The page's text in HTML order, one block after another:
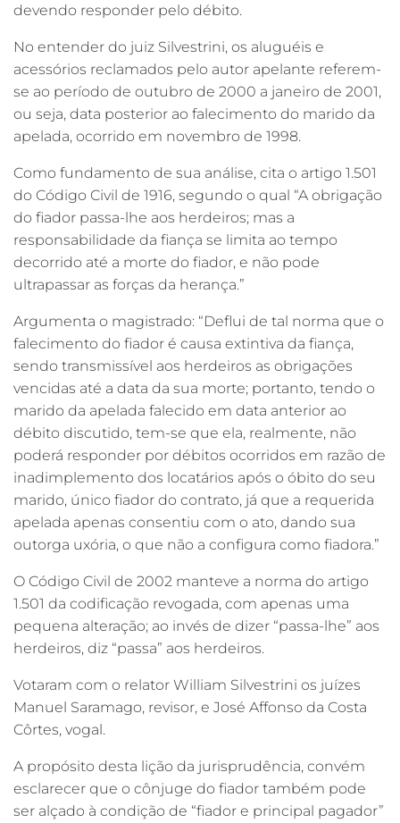
devendo responder pelo débito.
No entender do juiz Silvestrini, os aluguéis e
acessórios reclamados pelo autor apelante referem-
se ao período de outubro de 2000 a janeiro de 2001,
ou seja, data posterior ao falecimento do marido da
apelada, ocorrido em novembro de 1998.
Como fundamento de sua análise, cita o artigo 1.501
do Código Civil de 1916, segundo o qual “A obrigação
do fiador passa-lhe aos herdeiros; mas a
responsabilidade da fiança se limita ao tempo
decorrido até a morte do fiador, e não pode
ultrapassar as forças da herança.”
Argumenta o magistrado: “Deflui de tal norma que o
falecimento do fiador é causa extintiva da fiança,
sendo transmissível aos herdeiros as obrigações
vencidas até a data da sua morte; portanto, tendo o
marido da apelada falecido em data anterior ao
débito discutido, tem-se que ela, realmente, não
poderá responder por débitos ocorridos em razão de
inadimplemento dos locatários após o óbito do seu
marido, único fiador do contrato, já que a requerida
apelada apenas consentiu com o ato, dando sua
outorga uxória, o que não a configura como fiadora.”
O Código Civil de 2002 manteve a norma do artigo
1.501 da codificação revogada, com apenas uma
pequena alteração; ao invés de dizer “passa-lhe” aos
herdeiros, diz “passa” aos herdeiros.
Votaram com o relator William Silvestrini os juízes
Manuel Saramago, revisor, e José Affonso da Costa
Côrtes, vogal.
A propósito desta lição da jurisprudência, convém
esclarecer que o cônjuge do fiador também pode
ser alçado à condição de “fiador e principal pagador”